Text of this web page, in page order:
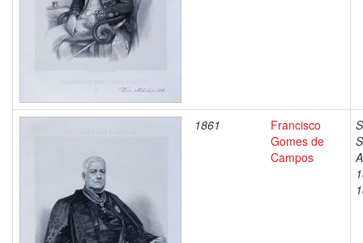
1861
Francisco
Gomes de
Campos